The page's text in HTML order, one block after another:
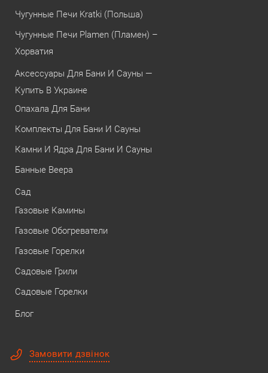
Чугунные Печи Kratki (Польша)
Чугунные Печи Plamen (Пламен) –
Хорватия
Аксессуары Для Бани И Сауны —
Купить В Украине
Опахала Для Бани
Комплекты Для Бани И Сауны
Камни И Ядра Для Бани И Сауны
Банные Веера
Сад
Газовые Камины
Газовые Обогреватели
Газовые Горелки
Садовые Грили
Садовые Горелки
Блог
Замовити дзвінок